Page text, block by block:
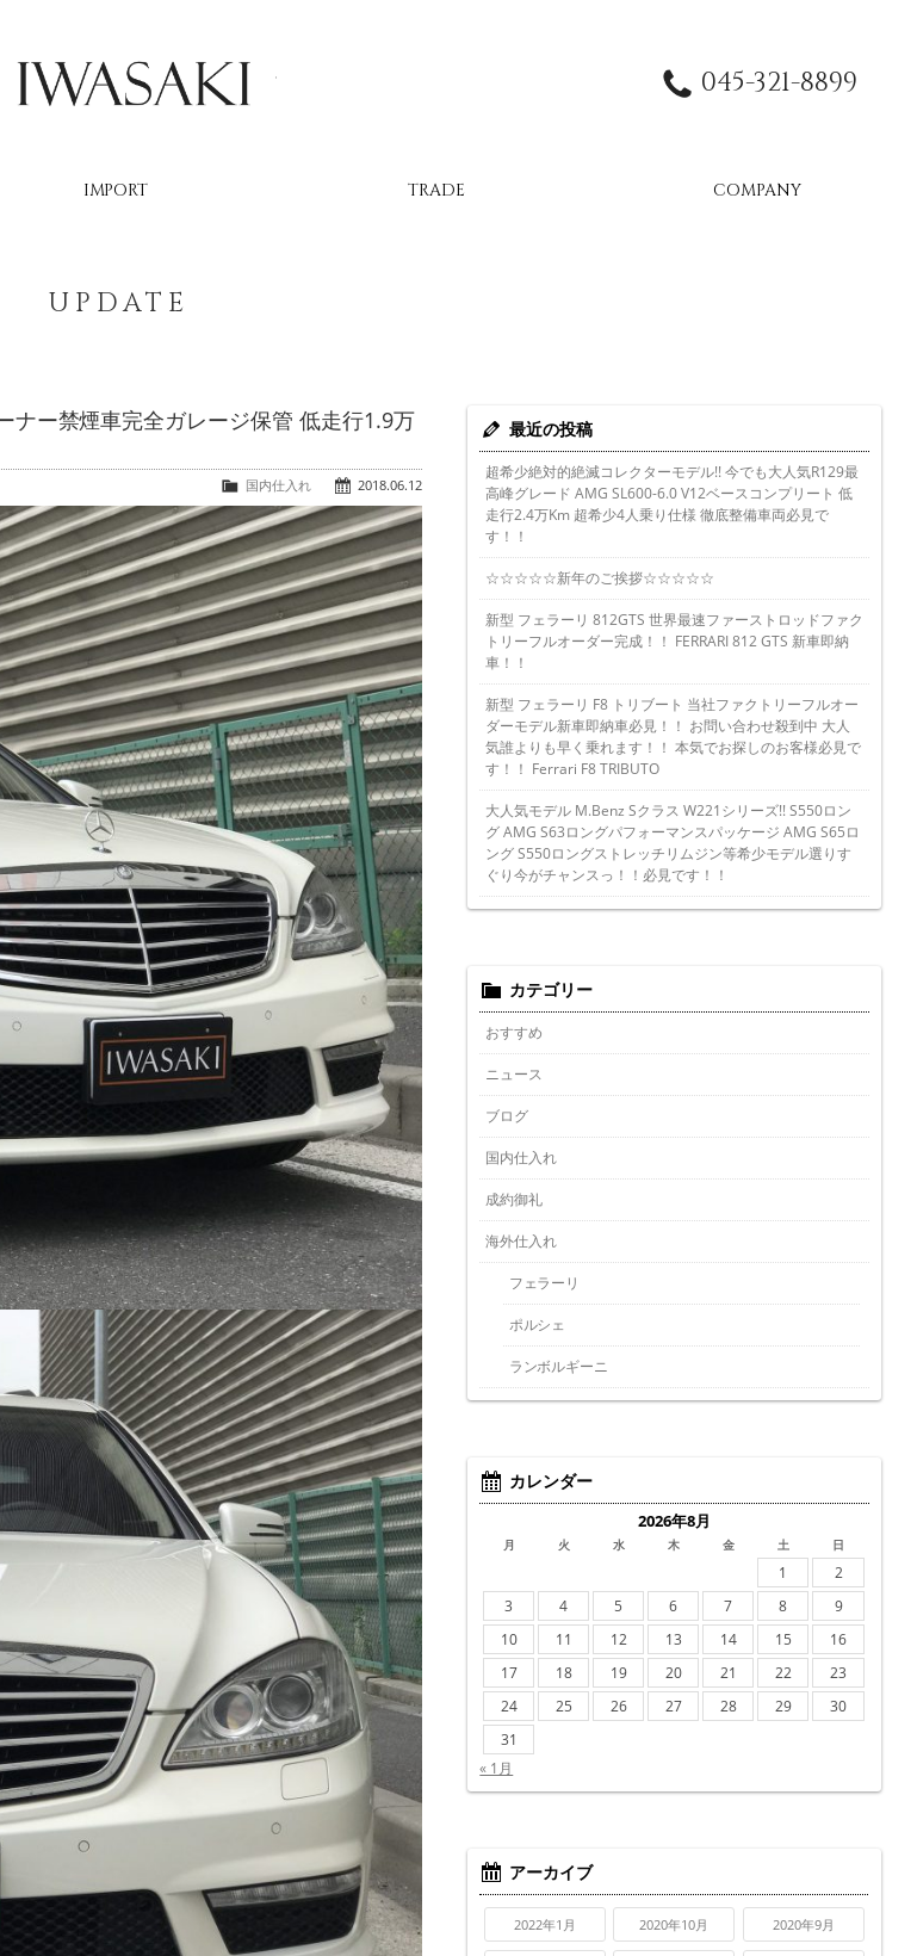
045-321-8899
IMPORT TRADE COMPANY
UPDATE
ナー禁煙車完全ガレージ保管 低走行1.9万
2018.06.12
国内仕入れ
最近の投稿
超希少絶対的絶滅コレクターモデル!! 今でも大人気R129最
高峰グレード AMG SL600-6.0 V12ベースコンプリート 低
走行2.4万Km 超希少4人乗り仕様 徹底整備車両必見で
す！！
☆☆☆☆☆新年のご挨拶☆☆☆☆☆
新型 フェラーリ 812GTS 世界最速ファーストロッドファク
トリーフルオーダー完成！！ FERRARI 812 GTS 新車即納
車！！
新型 フェラーリ F8 トリブート 当社ファクトリーフルオー
ダーモデル新車即納車必見！！ お問い合わせ殺到中 大人
気誰よりも早く乗れます！！ 本気でお探しのお客様必見で
す！！ Ferrari F8 TRIBUTO
大人気モデル M.Benz Sクラス W221シリーズ!! S550ロン
グ AMG S63ロングパフォーマンスパッケージ AMG S65ロ
ング S550ロングストレッチリムジン等希少モデル選りす
ぐり今がチャンスっ！！必見です！！
カテゴリー
おすすめ
ニュース
ブログ
国内仕入れ
成約御礼
海外仕入れ
フェラーリ
ポルシェ
ランボルギーニ
カレンダー
2026年8月
月 火 水 木 金 土 日
1
2
3
4 5 6 7 8
9
10
11 12 13 14 15
16
17
18 19 20 21 22
23
24
25 26 27 28 29
30
31
« 1月
アーカイブ
2022年1月 2020年10月 2020年9月